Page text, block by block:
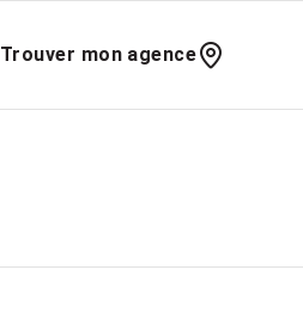
Trouver mon agence